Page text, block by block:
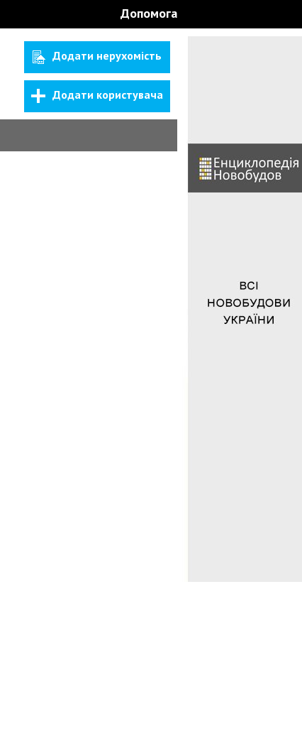
Допомога
Додати нерухомість
Додати користувача